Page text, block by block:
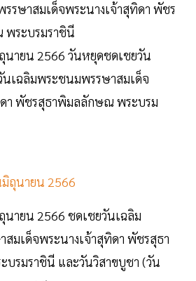
รษาสมเด็จพระนางเจ้าสุทิดา พัชร
ระบรมราชินี
ายน 2566 วันหยุดชดเชยวัน
นเฉลิมพระชนมพรรษาสมเด็จ
า พัชรสุธาพิมลลักษณ พระบรม
ถุนายน 2566
ายน 2566 ชดเชยวันเฉลิม
มเด็จพระนางเจ้าสุทิดา พัชรสุธา
รมราชินี และวันวิสาขบูชา (วัน